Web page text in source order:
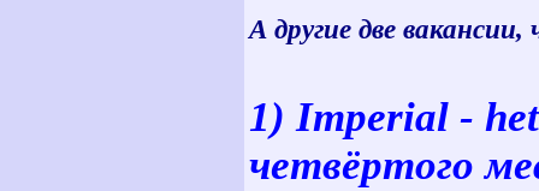
А другие две
1) Imperial -
четвёртого